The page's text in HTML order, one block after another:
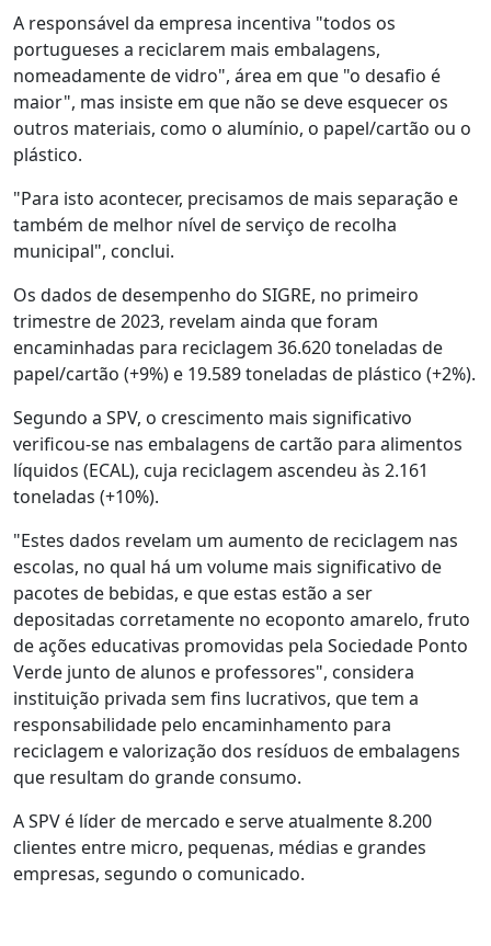
A responsável da empresa incentiva "todos os
portugueses a reciclarem mais embalagens,
nomeadamente de vidro", área em que "o desafio é
maior", mas insiste em que não se deve esquecer os
outros materiais, como o alumínio, o papel/cartão ou o
plástico.
"Para isto acontecer, precisamos de mais separação e
também de melhor nível de serviço de recolha
municipal", conclui.
Os dados de desempenho do SIGRE, no primeiro
trimestre de 2023, revelam ainda que foram
encaminhadas para reciclagem 36.620 toneladas de
papel/cartão (+9%) e 19.589 toneladas de plástico (+2%).
Segundo a SPV, o crescimento mais significativo
verificou-se nas embalagens de cartão para alimentos
líquidos (ECAL), cuja reciclagem ascendeu às 2.161
toneladas (+10%).
"Estes dados revelam um aumento de reciclagem nas
escolas, no qual há um volume mais significativo de
pacotes de bebidas, e que estas estão a ser
depositadas corretamente no ecoponto amarelo, fruto
de ações educativas promovidas pela Sociedade Ponto
Verde junto de alunos e professores", considera
instituição privada sem fins lucrativos, que tem a
responsabilidade pelo encaminhamento para
reciclagem e valorização dos resíduos de embalagens
que resultam do grande consumo.
A SPV é líder de mercado e serve atualmente 8.200
clientes entre micro, pequenas, médias e grandes
empresas, segundo o comunicado.